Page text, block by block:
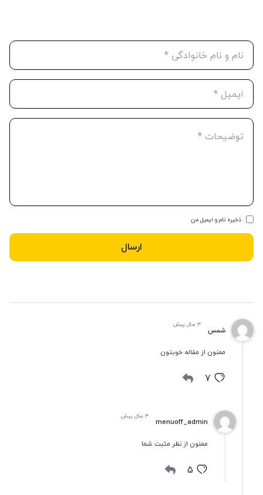
ذخیره نام و ایمیل من
شمس
3 سال پیش
ممنون از مقاله خوبتون.
7
menuoff_admin
3 سال پیش
ممنون از نظر مثبت شما
5